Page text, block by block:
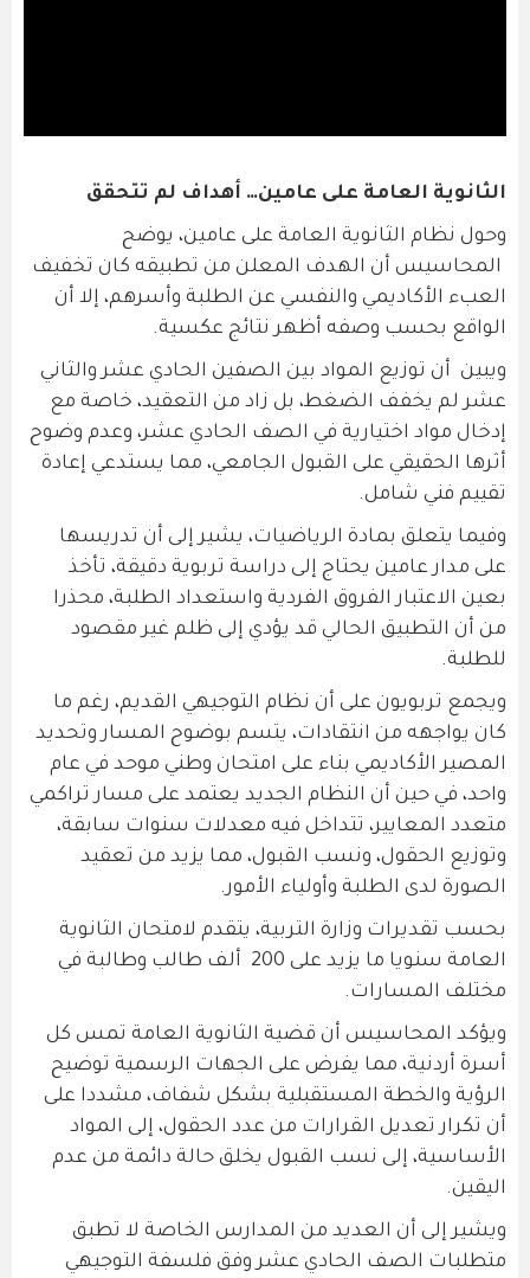
الثانوية العامة على عامين… أهداف لم تتحقق
وحول نظام الثانوية العامة على عامين، يوضح
المحاسيس أن الهدف المعلن من تطبيقه كان تخفيف
العبء الأكاديمي والنفسي عن الطلبة وأسرهم، إلا أن
الواقع بحسب وصفه أظهر نتائج عكسية.
ويبين أن توزيع المواد بين الصفين الحادي عشر والثاني
عشر لم يخفف الضغط، بل زاد من التعقيد، خاصة مع
إدخال مواد اختيارية في الصف الحادي عشر، وعدم وضوح
أثرها الحقيقي على القبول الجامعي، مما يستدعي إعادة
تقييم فني شامل.
وفيما يتعلق بمادة الرياضيات، يشير إلى أن تدريسها
على مدار عامين يحتاج إلى دراسة تربوية دقيقة، تأخذ
بعين الاعتبار الفروق الفردية واستعداد الطلبة، محذرا
من أن التطبيق الحالي قد يؤدي إلى ظلم غير مقصود
للطلبة.
ويجمع تربويون على أن نظام التوجيهي القديم، رغم ما
كان يواجهه من انتقادات، يتسم بوضوح المسار وتحديد
المصير الأكاديمي بناء على امتحان وطني موحد في عام
واحد، في حين أن النظام الجديد يعتمد على مسار تراكمي
متعدد المعايير، تتداخل فيه معدلات سنوات سابقة،
وتوزيع الحقول، ونسب القبول، مما يزيد من تعقيد
الصورة لدى الطلبة وأولياء الأمور.
بحسب تقديرات وزارة التربية، يتقدم لامتحان الثانوية
العامة سنويا ما يزيد على 200 ألف طالب وطالبة في
مختلف المسارات.
ويؤكد المحاسيس أن قضية الثانوية العامة تمس كل
أسرة أردنية، مما يفرض على الجهات الرسمية توضيح
الرؤية والخطة المستقبلية بشكل شفاف، مشددا على
أن تكرار تعديل القرارات من عدد الحقول، إلى المواد
الأساسية، إلى نسب القبول يخلق حالة دائمة من عدم
اليقين.
ويشير إلى أن العديد من المدارس الخاصة لا تطبق
متطلبات الصف الحادي عشر وفق فلسفة التوجيهي